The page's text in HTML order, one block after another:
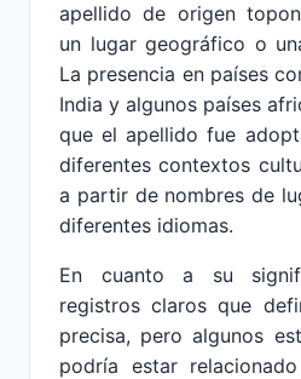
apellido de origen
un lugar geográfico o
La presencia en países
India y algunos países
que el apellido fue
diferentes contextos
a partir de nombres de
diferentes idiomas.
En cuanto a su
registros claros que
precisa, pero algunos
podría estar